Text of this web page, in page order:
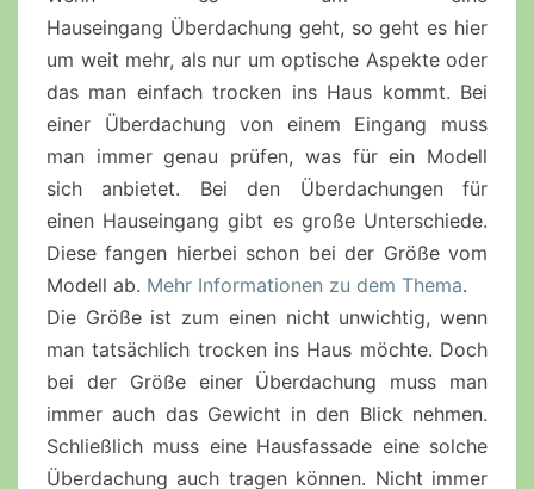
Hauseingang Überdachung geht, so geht es hier
um weit mehr, als nur um optische Aspekte oder
das man einfach trocken ins Haus kommt. Bei
einer Überdachung von einem Eingang muss
man immer genau prüfen, was für ein Modell
sich anbietet. Bei den Überdachungen für
einen Hauseingang gibt es große Unterschiede.
Diese fangen hierbei schon bei der Größe vom
Modell ab. Mehr Informationen zu dem Thema.
Die Größe ist zum einen nicht unwichtig, wenn
man tatsächlich trocken ins Haus möchte. Doch
bei der Größe einer Überdachung muss man
immer auch das Gewicht in den Blick nehmen.
Schließlich muss eine Hausfassade eine solche
Überdachung auch tragen können. Nicht immer